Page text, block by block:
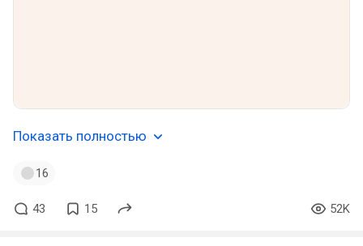
Показать полностью
16
43 15 52K